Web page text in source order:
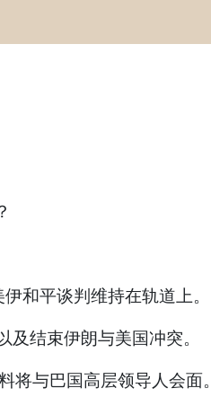
和平谈判维持在轨道上。
结束伊朗与美国冲突。
与巴国高层领导人会面。